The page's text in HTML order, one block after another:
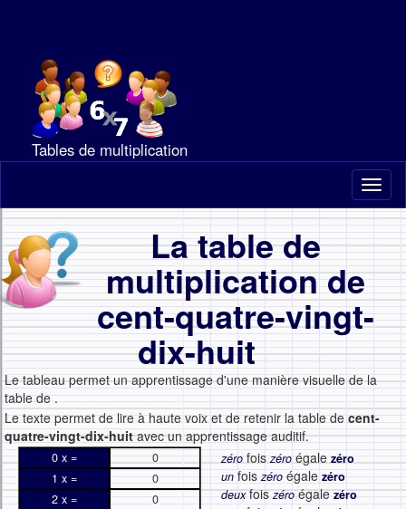
Tables de multiplication
La table de
multiplication de
cent-quatre-vingt-
dix-huit
Le tableau permet un apprentissage d'une manière visuelle de la
table de .
Le texte permet de lire à haute voix et de retenir la table de cent-
quatre-vingt-dix-huitavec un apprentissage auditif.
0 x =
0
1 x =
0
2 x =
0
zérofoiszéroégalezéro
un foiszéro égale zéro
deuxfoiszéroégalezéro